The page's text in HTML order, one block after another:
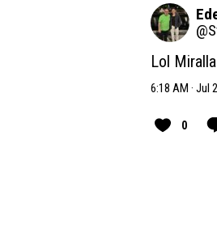
@
Lol
6:18 AM · Jul
0